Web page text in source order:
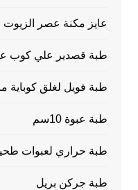
عايز مكنة عصر الزيوت
طبة قصدير علي كوب
طبة فويل لغلق كوباية
طبة عبوة 10سم
طبة حراري لعبوات
طبة جركن بريل